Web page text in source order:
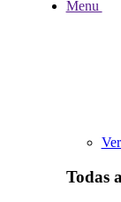
Menu
Todas